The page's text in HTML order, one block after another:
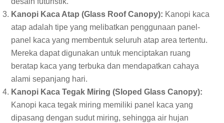
Kanopi Kaca Atap (Glass Roof Canopy): Kanopi kaca
atap adalah tipe yang melibatkan penggunaan panel-
panel kaca yang membentuk seluruh atap area tertentu.
Mereka dapat digunakan untuk menciptakan ruang
beratap kaca yang terbuka dan mendapatkan cahaya
alami sepanjang hari.
Kanopi Kaca Tegak Miring (Sloped Glass Canopy):
Kanopi kaca tegak miring memiliki panel kaca yang
dipasang dengan sudut miring, sehingga air hujan